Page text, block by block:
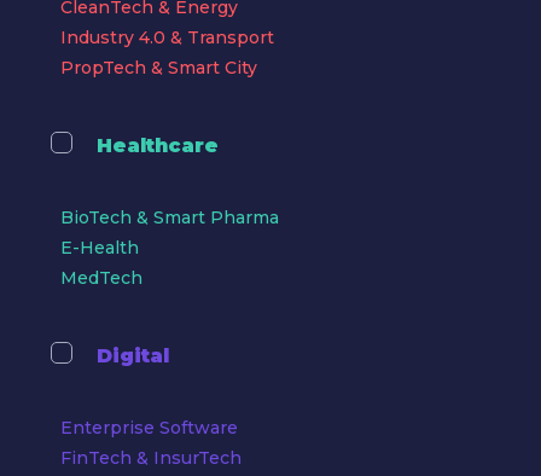
CleanTech & Energy
Industry 4.0 & Transport
PropTech & Smart City
Healthcare
BioTech & Smart Pharma
E-Health
MedTech
Digital
Enterprise Software
FinTech & InsurTech